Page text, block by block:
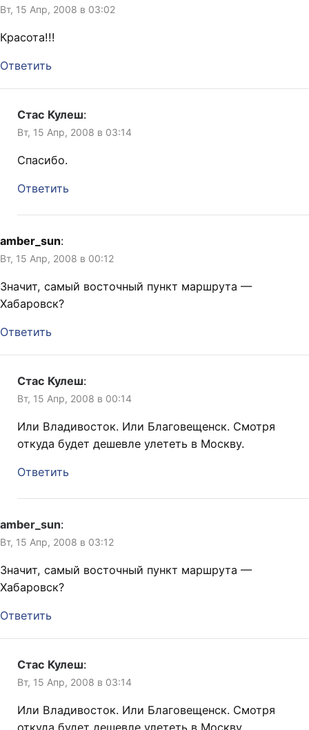
Вт, 15 Апр, 2008 в 03:02
Красота!!!
Ответить
Стас Кулеш:
Вт, 15 Апр, 2008 в 03:14
Спасибо.
Ответить
amber_sun:
Вт, 15 Апр, 2008 в 00:12
Значит, самый восточный пункт маршрута —
Хабаровск?
Ответить
Стас Кулеш:
Вт, 15 Апр, 2008 в 00:14
Или Владивосток. Или Благовещенск. Смотря
откуда будет дешевле улететь в Москву.
Ответить
amber_sun:
Вт, 15 Апр, 2008 в 03:12
Значит, самый восточный пункт маршрута —
Хабаровск?
Ответить
Стас Кулеш:
Вт, 15 Апр, 2008 в 03:14
Или Владивосток. Или Благовещенск. Смотря